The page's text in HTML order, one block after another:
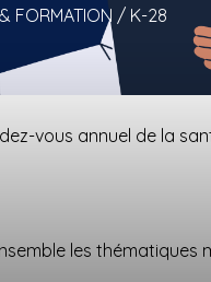
FORMATION / K-28
vous annuel de la
les thématiques